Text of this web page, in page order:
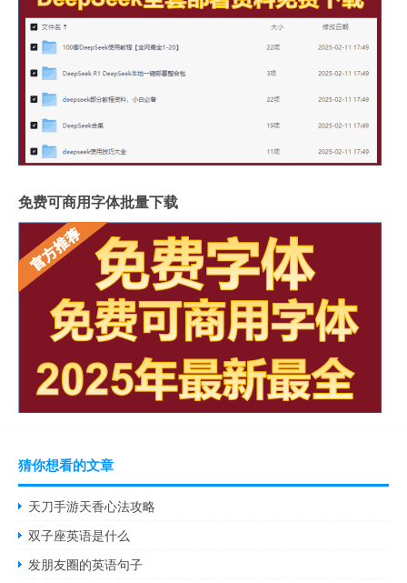
免费可商用字体批量下载
猜你想看的文章
天刀手游天香心法攻略
双子座英语是什么
发朋友圈的英语句子